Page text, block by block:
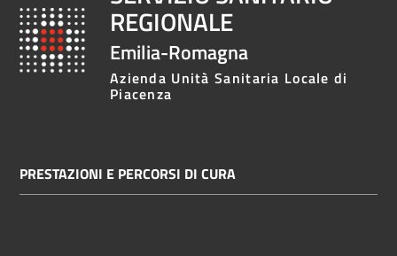
REGIONALE
Emilia-Romagna
Azienda Unità Sanitaria Locale di
Piacenza
PRESTAZIONI E PERCORSI DI CURA